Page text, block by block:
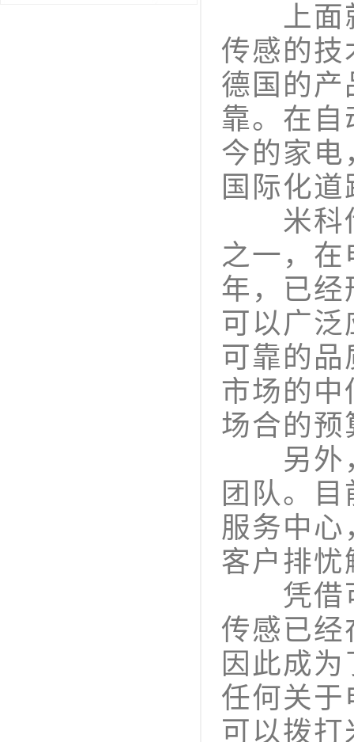
上面就
传感的技
德国的产
靠。在自
今的家电
国际化
米科传
之一，
年，已经
可以广
可靠的
市场的
场合的预
另外，
团队。
服务中
客户排忧
凭借可
传感已经
因此成
任何关于
可以拨